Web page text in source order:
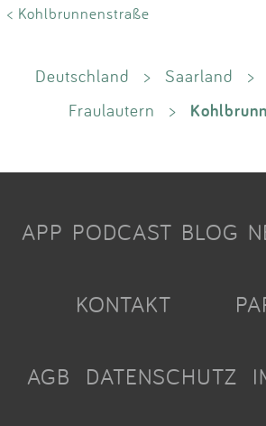
< Kohlbrunnenstraße
Deutschland > Saarland >
Fraulautern
>
APP PODCAST BLOG
KONTAKT
AGB DATENSCHUTZ